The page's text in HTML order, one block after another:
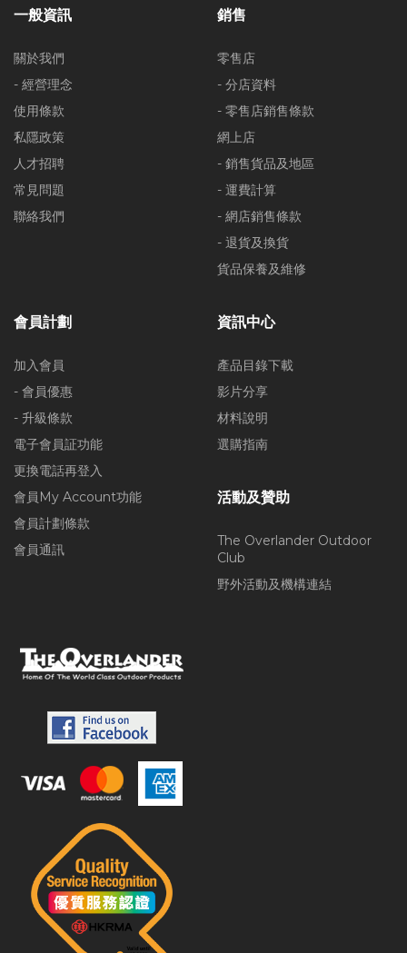
一般資訊
關於我們
- 經營理念
使用條款
私隱政策
人才招聘
常見問題
聯絡我們
銷售
零售店
- 分店資料
- 零售店銷售條款
網上店
- 銷售貨品及地區
- 運費計算
- 網店銷售條款
- 退貨及換貨
貨品保養及維修
會員計劃
加入會員
- 會員優惠
- 升級條款
電子會員証功能
更換電話再登入
會員My Account功能
會員計劃條款
會員通訊
資訊中心
產品目錄下載
影片分享
材料說明
選購指南
活動及贊助
The Overlander Outdoor
Club
野外活動及機構連結